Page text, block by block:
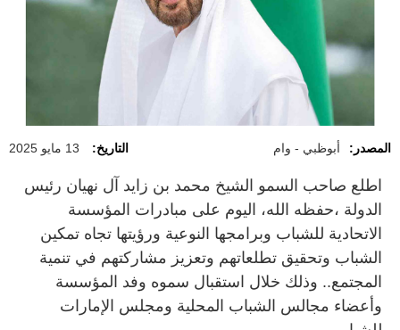
المصدر: أبوظبي - وام التاريخ: 13 مايو 2025
اطلع صاحب السمو الشيخ محمد بن زايد آل نهيان رئيس
الدولة ،حفظه الله، اليوم على مبادرات المؤسسة
الاتحادية للشباب وبرامجها النوعية ورؤيتها تجاه تمكين
الشباب وتحقيق تطلعاتهم وتعزيز مشاركتهم في تنمية
المجتمع.. وذلك خلال استقبال سموه وفد المؤسسة
وأعضاء مجالس الشباب المحلية ومجلس الإمارات